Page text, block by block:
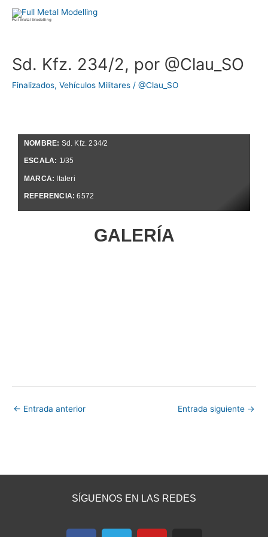
Full Metal Modelling
Sd. Kfz. 234/2, por @Clau_SO
Finalizados, Vehículos Militares / @Clau_SO
NOMBRE: Sd. Kfz. 234/2
ESCALA: 1/35
MARCA: Italeri
REFERENCIA: 6572
GALERÍA
de
← Entrada anterior Entrada siguiente →
SÍGUENOS EN LAS REDES